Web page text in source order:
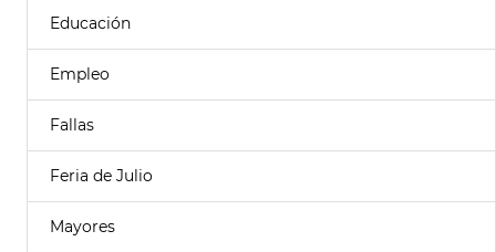
Educación
Empleo
Fallas
Feria de Julio
Mayores